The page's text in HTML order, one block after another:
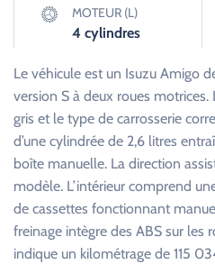
MOTEUR (L)
4 cylindres
Le véhicule est un Isuzu Amigo
version S à deux roues motrices.
gris et le type de carrosserie
d’une cylindrée de 2,6 litres
boîte manuelle. La direction
modèle. L’intérieur comprend
de cassettes fonctionnant
freinage intègre des ABS sur les
indique un kilométrage de 115